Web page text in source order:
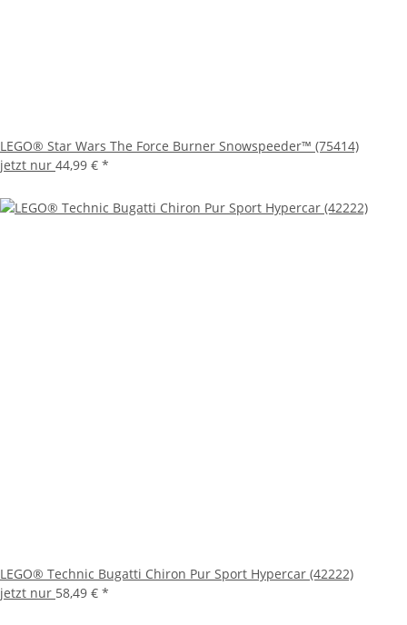
LEGO® Star Wars The Force Burner Snowspeeder™ (75414)
jetzt nur 44,99 € *
LEGO® Technic Bugatti Chiron Pur Sport Hypercar (42222)
jetzt nur 58,49 € *